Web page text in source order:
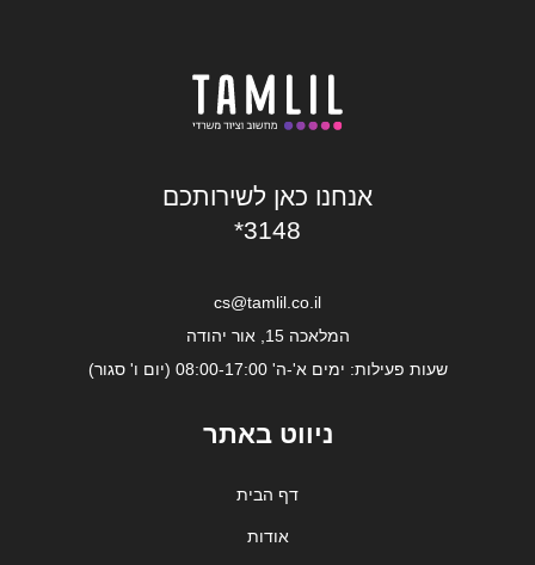
אנחנו כאן לשירותכם
*3148
cs@tamlil.co.il
המלאכה 15, אור יהודה
שעות פעילות: ימים א'-ה' 08:00-17:00 (יום ו' סגור)
ניווט באתר
דף הבית
אודות